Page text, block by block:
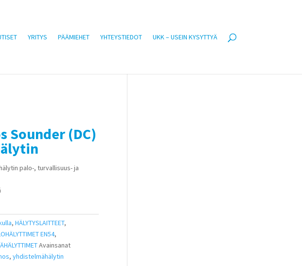
YRITYS PÄÄMIEHET YHTEYSTIEDOT UKK – USEIN KYSYTTYÄ
Sounder (DC)
palo-, turvallisuus- ja
,HÄLYTYSLAITTEET,
EN54,
Avainsanat
,yhdistelmähälytin